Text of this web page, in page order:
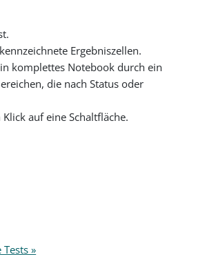
Ergebniszellen.
komplettes Notebook durch ein
die nach Status oder
auf eine Schaltfläche.
»